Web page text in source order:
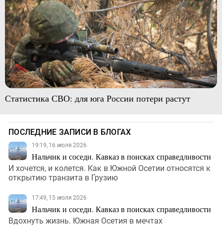
Статистика СВО: для юга России потери растут
ПОСЛЕДНИЕ ЗАПИСИ В БЛОГАХ
19:19, 16 июля 2026
Нальчик и соседи. Кавказ в поисках справедливости
И хочется, и колется. Как в Южной Осетии относятся к
открытию транзита в Грузию
17:49, 15 июля 2026
Нальчик и соседи. Кавказ в поисках справедливости
Вдохнуть жизнь. Южная Осетия в мечтах